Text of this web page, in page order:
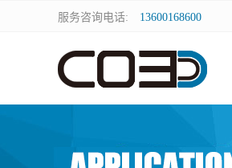
服务咨询电话: 13600168600